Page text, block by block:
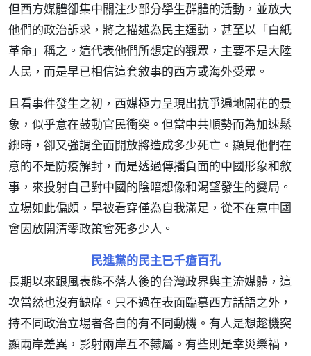
但西方媒體卻集中關注少部分學生群體的活動，並放大
他們的政治訴求，將之描述為民主運動，甚至以「白紙
革命」稱之。這代表他們所想定的觀眾，主要不是大陸
人民，而是早已相信這套敘事的西方或海外受眾。
且看事件發生之初，西媒極力呈現出抗爭遍地開花的景
象，似乎意在鼓動官民衝突。但當中共順勢而為加速鬆
綁時，卻又強調全面開放將造成多少死亡。顯見他們在
意的不是防疫解封，而是透過傳播負面的中國形象和敘
事，來投射自己對中國的陰暗想像和渴望發生的變局。
立場如此偏頗，早被看穿僅為自我滿足，從不在意中國
會因放開清零政策會死多少人。
民進黨的民主已千瘡百孔
長期以來跟風表態不落人後的台灣政界與主流媒體，這
次當然也沒有缺席。只不過在表面臨摹西方話語之外，
持不同政治立場者各自的有不同動機。有人是想趁機突
顯兩岸差異，影射兩岸互不隸屬。有些則是幸災樂禍，